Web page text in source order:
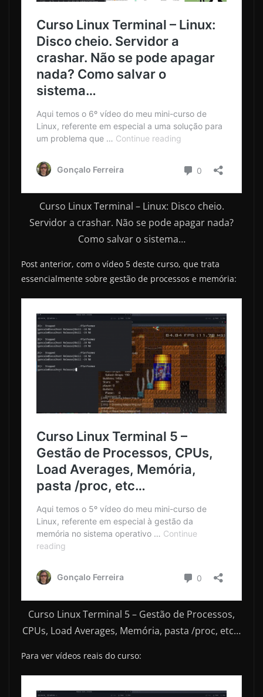
Curso Linux Terminal – Linux: Disco cheio.
Servidor a crashar. Não se pode apagar nada?
Como salvar o sistema…
Post anterior, com o vídeo 5 deste curso, que trata
essencialmente sobre gestão de processos e memória:
Curso Linux Terminal 5 – Gestão de Processos,
CPUs, Load Averages, Memória, pasta /proc, etc…
Para ver vídeos reais do curso: